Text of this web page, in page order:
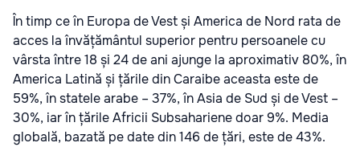
În timp ce în Europa de Vest și America de Nord rata de
acces la învățământul superior pentru persoanele cu
vârsta între 18 și 24 de ani ajunge la aproximativ 80%, în
America Latină și țările din Caraibe aceasta este de
59%, în statele arabe – 37%, în Asia de Sud și de Vest –
30%, iar în țările Africii Subsahariene doar 9%. Media
globală, bazată pe date din 146 de țări, este de 43%.